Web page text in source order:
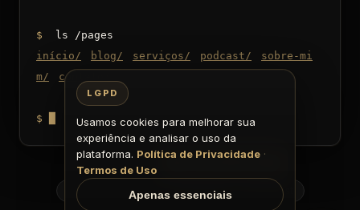
$
ls /pages
início/ blog/ serviços/ podcast/
sobre-mi
m/ contato
$
Início Blog Serviços
Podcast
LGPD
Usamos cookies para melhorar sua
experiência e analisar o uso da
plataforma. Política de Privacidade ·
Termos de Uso
Apenas essenciais